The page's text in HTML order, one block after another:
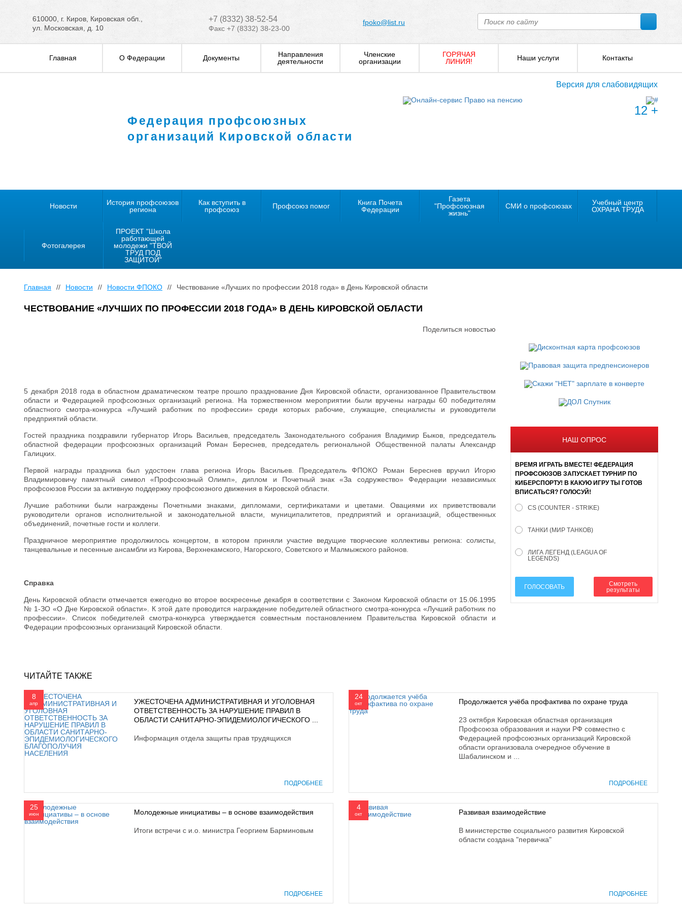
610000, г. Киров, Кировская обл.,
ул. Московская, д. 10
+7 (8332) 38-52-54
Факс +7 (8332) 38-23-00
fpoko@list.ru
Главная О Федерации Документы
Направления
деятельности
Членские
организации
ГОРЯЧАЯ
ЛИНИЯ!
Наши услуги Контакты
Версия для слабовидящих
Федерация профсоюзных
организаций Кировской области
12 +
Новости
История профсоюзов
региона
Как вступить в
профсоюз
Профсоюз помог
Книга Почета
Федерации
Газета
"Профсоюзная
жизнь"
СМИ о профсоюзах
Учебный центр
ОХРАНА ТРУДА
Фотогалерея
ПРОЕКТ "Школа
работающей
молодежи "ТВОЙ
ТРУД ПОД
ЗАЩИТОЙ"
Главная // Новости // Новости ФПОКО // Чествование «Лучших по профессии 2018 года» в День Кировской области
ЧЕСТВОВАНИЕ «ЛУЧШИХ ПО ПРОФЕССИИ 2018 ГОДА» В ДЕНЬ КИРОВСКОЙ ОБЛАСТИ
Поделиться новостью
5 декабря 2018 года в областном драматическом театре прошло празднование Дня Кировской области, организованное Правительством
области и Федерацией профсоюзных организаций региона. На торжественном мероприятии были вручены награды 60 победителям
областного смотра-конкурса «Лучший работник по профессии» среди которых рабочие, служащие, специалисты и руководители
предприятий области.
Гостей праздника поздравили губернатор Игорь Васильев, председатель Законодательного собрания Владимир Быков, председатель
областной федерации профсоюзных организаций Роман Береснев, председатель региональной Общественной палаты Александр
Галицких.
Первой награды праздника был удостоен глава региона Игорь Васильев. Председатель ФПОКО Роман Береснев вручил Игорю
Владимировичу памятный символ «Профсоюзный Олимп», диплом и Почетный знак «За содружество» Федерации независимых
профсоюзов России за активную поддержку профсоюзного движения в Кировской области.
Лучшие работники были награждены Почетными знаками, дипломами, сертификатами и цветами. Овациями их приветствовали
руководители органов исполнительной и законодательной власти, муниципалитетов, предприятий и организаций, общественных
объединений, почетные гости и коллеги.
Праздничное мероприятие продолжилось концертом, в котором приняли участие ведущие творческие коллективы региона: солисты,
танцевальные и песенные ансамбли из Кирова, Верхнекамского, Нагорского, Советского и Малмыжского районов.
Справка
День Кировской области отмечается ежегодно во второе воскресенье декабря в соответствии с Законом Кировской области от 15.06.1995
№ 1-ЗО «О Дне Кировской области». К этой дате проводится награждение победителей областного смотра-конкурса «Лучший работник по
профессии». Список победителей смотра-конкурса утверждается совместным постановлением Правительства Кировской области и
Федерации профсоюзных организаций Кировской области.
НАШ ОПРОС
ВРЕМЯ ИГРАТЬ ВМЕСТЕ! ФЕДЕРАЦИЯ
ПРОФСОЮЗОВ ЗАПУСКАЕТ ТУРНИР ПО
КИБЕРСПОРТУ! В КАКУЮ ИГРУ ТЫ ГОТОВ
ВПИСАТЬСЯ? ГОЛОСУЙ!
CS (COUNTER - STRIKE)
ТАНКИ (МИР ТАНКОВ)
ЛИГА ЛЕГЕНД (LEAGUA OF
LEGENDS)
ГОЛОСОВАТЬ
Смотреть
результаты
ЧИТАЙТЕ ТАКЖЕ
8
апр
УЖЕСТОЧЕНА АДМИНИСТРАТИВНАЯ И УГОЛОВНАЯ
ОТВЕТСТВЕННОСТЬ ЗА НАРУШЕНИЕ ПРАВИЛ В
ОБЛАСТИ САНИТАРНО-ЭПИДЕМИОЛОГИЧЕСКОГО ...
Информация отдела защиты прав трудящихся
ПОДРОБНЕЕ
24
окт Продолжается учёба профактива по охране труда
23 октября Кировская областная организация
Профсоюза образования и науки РФ совместно с
Федерацией профсоюзных организаций Кировской
области организовала очередное обучение в
Шабалинском и ...
ПОДРОБНЕЕ
25
июн Молодежные инициативы – в основе взаимодействия
Итоги встречи с и.о. министра Георгием Барминовым
ПОДРОБНЕЕ
4
окт Развивая взаимодействие
В министерстве социального развития Кировской
области создана "первичка"
ПОДРОБНЕЕ